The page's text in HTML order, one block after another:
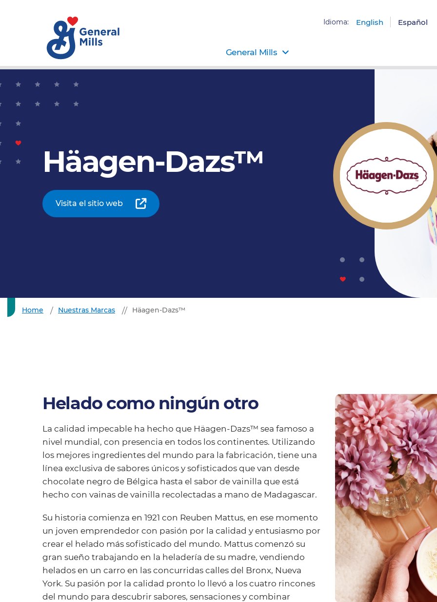
Idioma: English Español
General Mills
Häagen-Dazs™
Visita el sitio web
Home Nuestras Marcas Häagen-Dazs™
Helado como ningún otro
La calidad impecable ha hecho que Häagen-Dazs™ sea famoso a
nivel mundial, con presencia en todos los continentes. Utilizando
los mejores ingredientes del mundo para la fabricación, tiene una
línea exclusiva de sabores únicos y sofisticados que van desde
chocolate negro de Bélgica hasta el sabor de vainilla que está
hecho con vainas de vainilla recolectadas a mano de Madagascar.
Su historia comienza en 1921 con Reuben Mattus, en ese momento
un joven emprendedor con pasión por la calidad y entusiasmo por
crear el helado más sofisticado del mundo. Mattus comenzó su
gran sueño trabajando en la heladería de su madre, vendiendo
helados en un carro en las concurridas calles del Bronx, Nueva
York. Su pasión por la calidad pronto lo llevó a los cuatro rincones
del mundo para descubrir sabores, sensaciones y combinar